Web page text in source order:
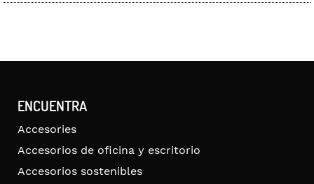
ENCUENTRA
Accesories
Accesorios de oficina y escritorio
Accesorios sostenibles